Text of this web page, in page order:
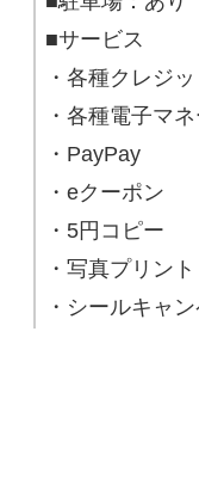
■サービス
・各種クレジ
・各種電子マ
・PayPay
・eクーポン
・5円コピー
・写真プリント
・シールキャ